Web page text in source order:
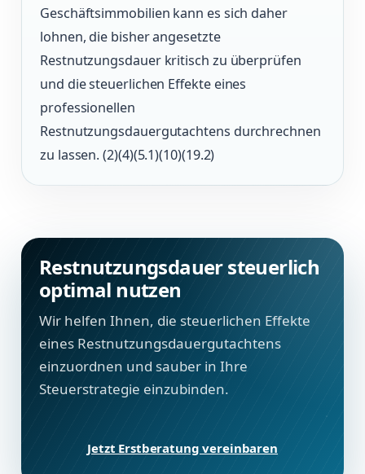
Geschäftsimmobilien kann es sich daher
lohnen, die bisher angesetzte
Restnutzungsdauer kritisch zu überprüfen
und die steuerlichen Effekte eines
professionellen
Restnutzungsdauergutachtens durchrechnen
zu lassen. (2)(4)(5.1)(10)(19.2)
Restnutzungsdauer steuerlich
optimal nutzen
Wir helfen Ihnen, die steuerlichen Effekte
eines Restnutzungsdauergutachtens
einzuordnen und sauber in Ihre
Steuerstrategie einzubinden.
Jetzt Erstberatung vereinbaren